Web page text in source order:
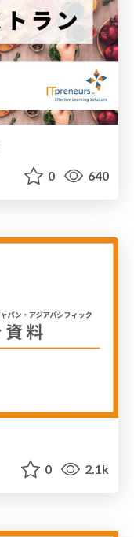
0 640
0 2.1k